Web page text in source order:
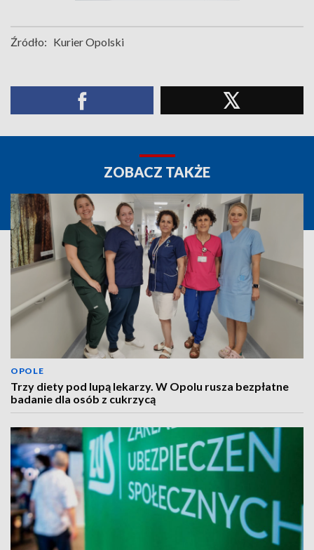
Źródło: Kurier Opolski
ZOBACZ TAKŻE
OPOLE
Trzy diety pod lupą lekarzy. W Opolu rusza bezpłatne
badanie dla osób z cukrzycą